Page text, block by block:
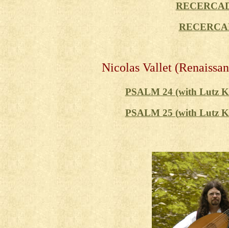
Nicolas Vallet
PSALM 24 (with Lutz
PSALM 25 (with Lutz